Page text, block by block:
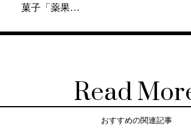
菓子「薬果…
Read
おすすめの関連記事